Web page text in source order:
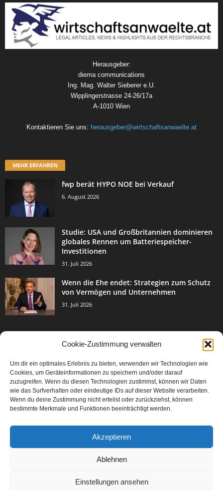
Cookie-Zustimmung verwalten
Um dir ein optimales Erlebnis zu bieten, verwenden wir Technologien wie
Cookies, um Geräteinformationen zu speichern und/oder darauf
zuzugreifen. Wenn du diesen Technologien zustimmst, können wir Daten
wie das Surfverhalten oder eindeutige IDs auf dieser Website verarbeiten.
Wenn du deine Zustimmung nicht erteilst oder zurückziehst, können
bestimmte Merkmale und Funktionen beeinträchtigt werden.
Akzeptieren
Ablehnen
Einstellungen ansehen
Herausgeber:
diema communications
Ing. Mag. Walter Sieberer e.U.
Wipplingerstrasse 24-26/17a
A-1010 Wien
Kontaktieren Sie uns: herausgeber@wirtschaftsanwaelte.at
MEHR ERFAHREN
fwp berät HYPO NOE bei Verkauf
6. August 2026
Studie: USA und Großbritannien dominieren
globales Rennen um Batteriespeicher-
Investitionen
31. Juli 2026
Wenn die Ehe endet: Strategien zum Schutz
von Vermögen und Unternehmen
31. Juli 2026
Events & Success 3003
Breaking News 2067
Aktuelles
Featured Article
Karriere 567